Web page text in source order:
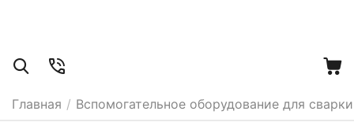
Главная / Вспомогательное оборудование для